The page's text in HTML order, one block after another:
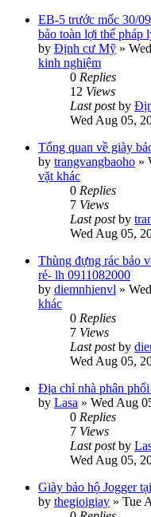
EB-5 trước mốc 30/
bảo toàn lợi thế pháp
by Định cư Mỹ »
kinh nghiệm
0 Replies
12 Views
Last postby
Wed Aug 05,
Tổng quan về giày
by trangvangbaoho »
vặt khác
0 Replies
7 Views
Last postby
Wed Aug 05,
Thùng đựng rác bảo
rẻ- lh 0911082000
by diemnhienvl »
khác
0 Replies
7 Views
Last postby
Wed Aug 05,
Địa chỉ nhà phân
by Lasa » Wed Aug
0 Replies
7 Views
Last postby
Wed Aug 05,
Giày bảo hộ Jogger
by thegioigiay » Tue